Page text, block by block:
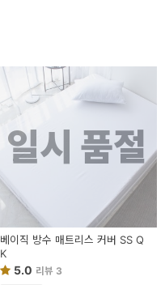
일시 품절
베이직 방수 매트리스 커버 SS Q
K
5.0 리뷰 3